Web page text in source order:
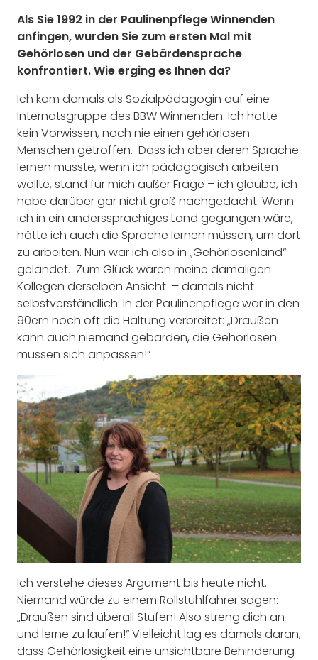
Als Sie 1992 in der Paulinenpflege Winnenden
anfingen, wurden Sie zum ersten Mal mit
Gehörlosen und der Gebärdensprache
konfrontiert. Wie erging es Ihnen da?
Ich kam damals als Sozialpädagogin auf eine
Internatsgruppe des BBW Winnenden. Ich hatte
kein Vorwissen, noch nie einen gehörlosen
Menschen getroffen. Dass ich aber deren Sprache
lernen musste, wenn ich pädagogisch arbeiten
wollte, stand für mich außer Frage – ich glaube, ich
habe darüber gar nicht groß nachgedacht. Wenn
ich in ein anderssprachiges Land gegangen wäre,
hätte ich auch die Sprache lernen müssen, um dort
zu arbeiten. Nun war ich also in „Gehörlosenland“
gelandet. Zum Glück waren meine damaligen
Kollegen derselben Ansicht – damals nicht
selbstverständlich. In der Paulinenpflege war in den
90ern noch oft die Haltung verbreitet: „Draußen
kann auch niemand gebärden, die Gehörlosen
müssen sich anpassen!“
Ich verstehe dieses Argument bis heute nicht.
Niemand würde zu einem Rollstuhlfahrer sagen:
„Draußen sind überall Stufen! Also streng dich an
und lerne zu laufen!“ Vielleicht lag es damals daran,
dass Gehörlosigkeit eine unsichtbare Behinderung